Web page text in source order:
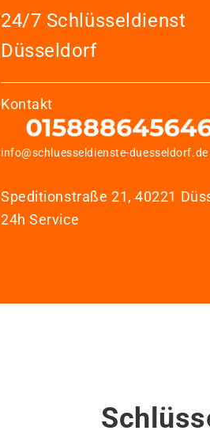
24/7 Schlüsseldienst
Düsseldorf
Kontakt
info@schluesseldienste-duesseldorf.de
Speditionstraße 21, 40221
24h Service